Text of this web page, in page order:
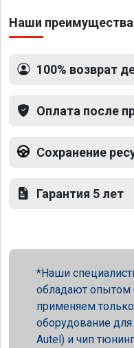
Наши преимущества
100% возврат
Оплата после
Сохранение
Гарантия 5 лет
Наши
обладают опытом
применяем
оборудование для
Autel) и чип